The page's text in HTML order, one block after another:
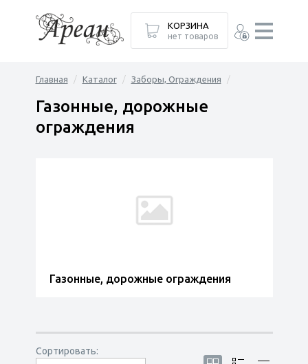
Главная Каталог Заборы, Ограждения
Газонные, дорожные
ограждения
Газонные, дорожные ограждения
Сортировать:
КОРЗИНА
нет товаров